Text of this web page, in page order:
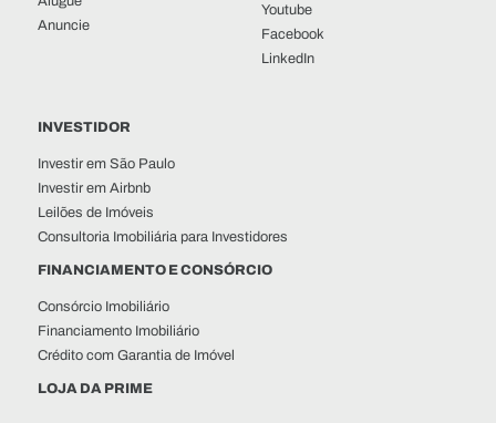
Anuncie
Youtube
Facebook
LinkedIn
INVESTIDOR
Investir em São Paulo
Investir em Airbnb
Leilões de Imóveis
Consultoria Imobiliária para Investidores
FINANCIAMENTO E CONSÓRCIO
Consórcio Imobiliário
Financiamento Imobiliário
Crédito com Garantia de Imóvel
LOJA DA PRIME